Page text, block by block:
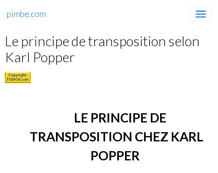
pimbe.com
Le principe de transposition selon
Karl Popper
LE PRINCIPE DE
TRANSPOSITION CHEZ KARL
POPPER